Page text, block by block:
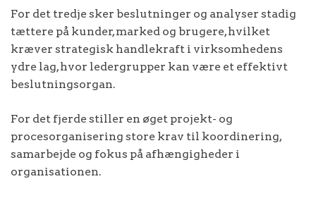
For det tredje sker beslutninger og analyser stadig
tættere på kunder, marked og brugere, hvilket
kræver strategisk handlekraft i virksomhedens
ydre lag, hvor ledergrupper kan være et effektivt
beslutningsorgan.
For det fjerde stiller en øget projekt- og
procesorganisering store krav til koordinering,
samarbejde og fokus på afhængigheder i
organisationen.